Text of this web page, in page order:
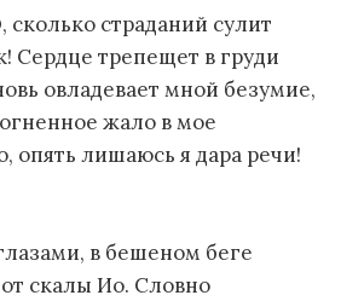
сколько страданий сулит
Сердце трепещет в груди
овладевает мной безумие,
жало в мое
опять лишаюсь я дара речи!
в бешеном беге
скалы Ио. Словно